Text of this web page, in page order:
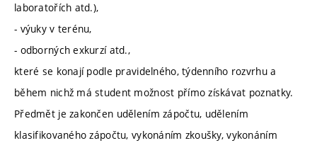
laboratořích atd.),
- výuky v terénu,
- odborných exkurzí atd.,
které se konají podle pravidelného, týdenního rozvrhu a
během nichž má student možnost přímo získávat poznatky.
Předmět je zakončen udělením zápočtu, udělením
klasifikovaného zápočtu, vykonáním zkoušky, vykonáním